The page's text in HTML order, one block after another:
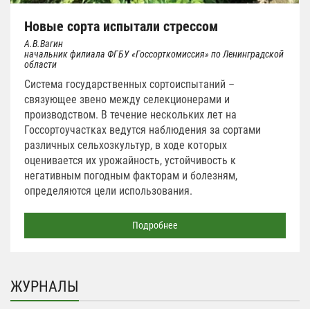
Новые сорта испытали стрессом
А.В.Вагин
начальник филиала ФГБУ «Госсорткомиссия» по Ленинградской
области
Система государственных сортоиспытаний –
связующее звено между селекционерами и
производством. В течение нескольких лет на
Госсортоучастках ведутся наблюдения за сортами
различных сельхозкультур, в ходе которых
оценивается их урожайность, устойчивость к
негативным погодным факторам и болезням,
определяются цели использования.
Подробнее
ЖУРНАЛЫ